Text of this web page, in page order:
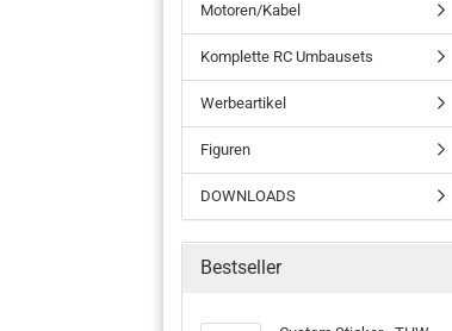
Motoren/Kabel
Komplette RC Umbausets
Werbeartikel
Figuren
DOWNLOADS
Bestseller